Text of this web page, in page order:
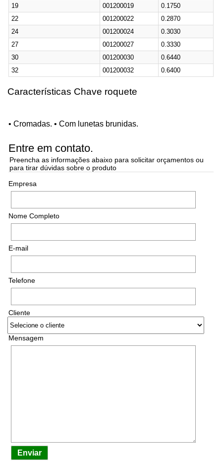
19
001200019
0.1750
22
001200022
0.2870
24
001200024
0.3030
27
001200027
0.3330
30
001200030
0.6440
32
001200032 0.6400
Características Chave roquete
• Cromadas. • Com lunetas brunidas.
Entre em contato.
Preencha as informações abaixo para solicitar orçamentos ou
para tirar dúvidas sobre o produto
Empresa
Nome Completo
E-mail
Telefone
Cliente
Mensagem
Enviar